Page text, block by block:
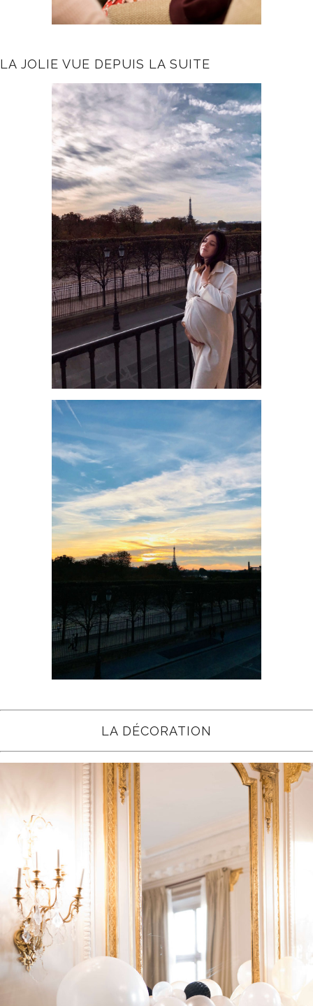
LA JOLIE VUE DEPUIS LA SUITE
LA DÉCORATION